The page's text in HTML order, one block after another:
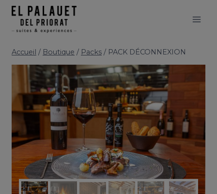
Aller
contenu
Accueil / Boutique / Packs / PACK DÉCONNEXION